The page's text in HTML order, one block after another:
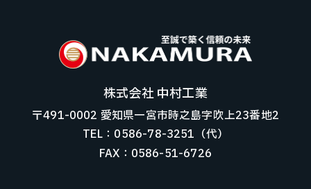
株式会社 中村工業
〒491-0002 愛知県一宮市時之島字吹上23番地2
TEL：0586-78-3251（代）
FAX：0586-51-6726